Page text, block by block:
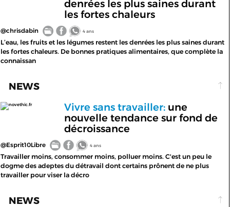
denrées les plus saines durant
les fortes chaleurs
@chrisdabin 4 ans
L’eau, les fruits et les légumes restent les denrées les plus saines durant
les fortes chaleurs. De bonnes pratiques alimentaires, que complète la
connaissan
NEWS
novethic.fr Vivre sans travailler:une
nouvelle tendance sur fond de
décroissance
@Esprit10Libre 4 ans
Travailler moins, consommer moins, polluer moins. C'est un peu le
dogme des adeptes du détravail dont certains prônent de ne plus
travailler pour viser la décro
NEWS